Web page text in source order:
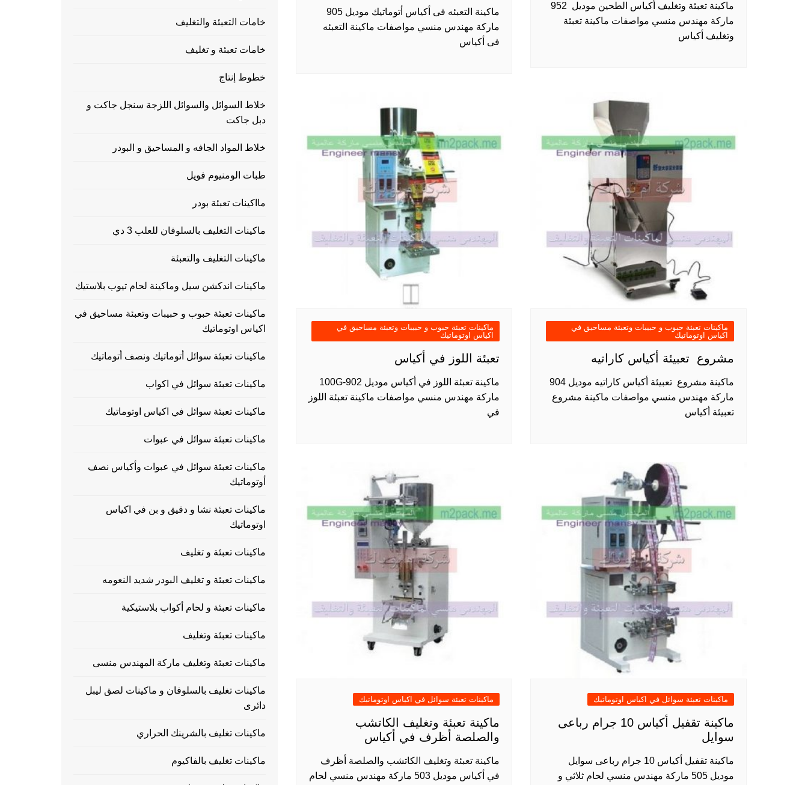
ماكينة تعبئة وتغليف أكياس الطحين موديل 952
ماركة مهندس منسي مواصفات ماكينة تعبئة
وتغليف أكياس
ماكينة التعبئه فى أكياس أتوماتيك موديل 905
ماركة مهندس منسي مواصفات ماكينة التعبئه
فى أكياس
ماكينات تعبئة حبوب و حبيبات وتعبئة مساحيق في
اكياس اوتوماتيك
مشروع تعبيئة أكياس كاراتيه
ماكينة مشروع تعبيئة أكياس كاراتيه موديل 904
ماركة مهندس منسي مواصفات ماكينة مشروع
تعبيئة أكياس
ماكينات تعبئة حبوب و حبيبات وتعبئة مساحيق في
اكياس اوتوماتيك
تعبئة اللوز في أكياس
ماكينة تعبئة اللوز في أكياس موديل 902-100G
ماركة مهندس منسي مواصفات ماكينة تعبئة اللوز
في
ماكينات تعبئة سوائل في اكياس اوتوماتيك
ماكينة تقفيل أكياس 10 جرام رباعى
سوايل
ماكينة تقفيل أكياس 10 جرام رباعى سوايل
موديل 505 ماركة مهندس منسي لحام ثلاثي و
ماكينات تعبئة سوائل في اكياس اوتوماتيك
ماكينة تعبئة وتغليف الكاتشب
والصلصة أظرف في أكياس
ماكينة تعبئة وتغليف الكاتشب والصلصة أظرف
في أكياس موديل 503 ماركة مهندس منسي لحام
خامات التعبئة والتغليف
خامات تعبئة و تغليف
خطوط إنتاج
خلاط السوائل والسوائل اللزجة سنجل جاكت و
دبل جاكت
خلاط المواد الجافه و المساحيق و البودر
طبات الومنيوم فويل
مااكينات تعبئة بودر
ماكينات التغليف بالسلوفان للعلب 3 دي
ماكينات التغليف والتعبئة
ماكينات اندكشن سيل وماكينة لحام تيوب بلاستيك
ماكينات تعبئة حبوب و حبيبات وتعبئة مساحيق في
اكياس اوتوماتيك
ماكينات تعبئة سوائل أتوماتيك ونصف أتوماتيك
ماكينات تعبئة سوائل في اكواب
ماكينات تعبئة سوائل في اكياس اوتوماتيك
ماكينات تعبئة سوائل في عبوات
ماكينات تعبئة سوائل في عبوات وأكياس نصف
أوتوماتيك
ماكينات تعبئة نشا و دقيق و بن في اكياس
اوتوماتيك
ماكينات تعبئة و تغليف
ماكينات تعبئة و تغليف البودر شديد النعومه
ماكينات تعبئة و لحام أكواب بلاستيكية
ماكينات تعبئة وتغليف
ماكينات تعبئة وتغليف ماركة المهندس منسى
ماكينات تغليف بالسلوفان و ماكينات لصق ليبل
دائرى
ماكينات تغليف بالشرينك الحراري
ماكينات تغليف بالفاكيوم